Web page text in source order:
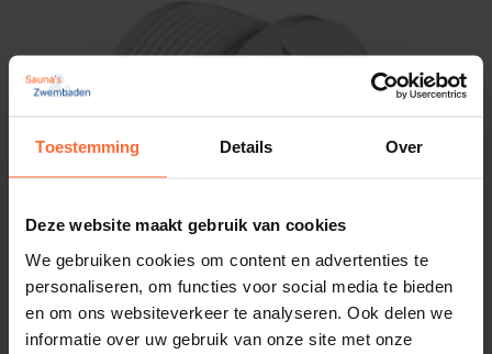
Toestemming Details Over
Deze website maakt gebruik van cookies
We gebruiken cookies om content en advertenties te
personaliseren, om functies voor social media te bieden
en om ons websiteverkeer te analyseren. Ook delen we
informatie over uw gebruik van onze site met onze